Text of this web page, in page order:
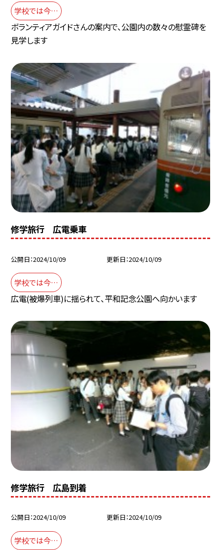
学校では今…
ボランティアガイドさんの案内で、公園内の数々の慰霊碑を
見学します
修学旅行 広電乗車
公開日 2024/10/09 更新日 2024/10/09
学校では今…
広電(被爆列車)に揺られて、平和記念公園へ向かいます
修学旅行 広島到着
公開日 2024/10/09 更新日 2024/10/09
学校では今…